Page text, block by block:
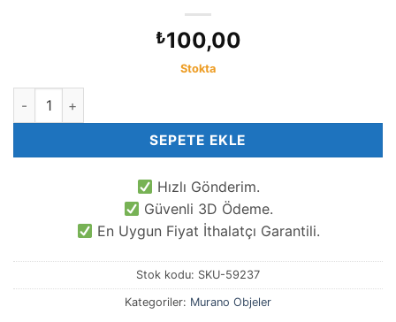
₺100,00
Stokta
Kardan Adam Murano Cam Objesi adet
SEPETE EKLE
Hızlı Gönderim.
Güvenli 3D Ödeme.
En Uygun Fiyat İthalatçı Garantili.
Stok kodu: SKU-59237
Kategoriler: Murano Objeler